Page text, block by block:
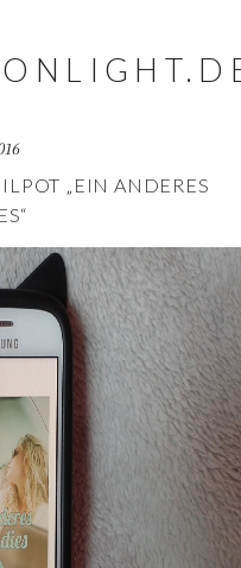
„EIN ANDERES